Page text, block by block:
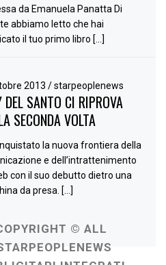
da Emanuela Panatta Di
abbiamo letto che hai
il tuo primo libro […]
2013/ starpeoplenews
DEL SANTO CI RIPROVA
SECONDA VOLTA
la nuova frontiera della
e dell’intrattenimento
con il suo debutto dietro una
da presa. […]
© ALL